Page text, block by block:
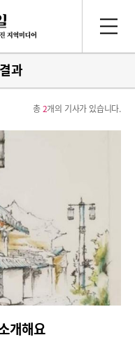
과
총2개의 기사가 있습니다.
개해요